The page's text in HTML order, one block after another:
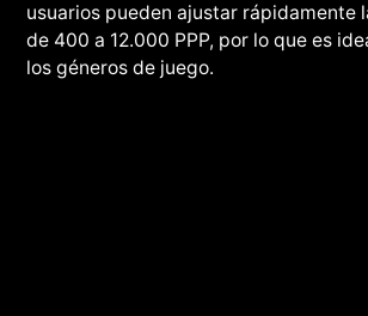
usuarios pueden ajustar rápidamente
de 400 a 12.000 PPP, por lo que es
los géneros de juego.